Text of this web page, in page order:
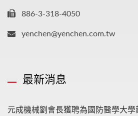
886-3-318-4050
yenchen@yenchen.com.tw
最新消息
元成機械劉會長獲聘為國防醫學大